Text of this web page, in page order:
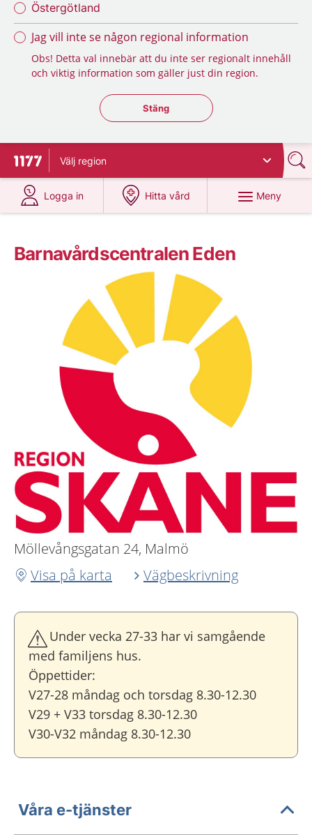
Östergötland
Jag vill inte se någon regional information
Obs! Detta val innebär att du inte ser regionalt innehåll
och viktig information som gäller just din region.
Stäng regionsväljaren
Stäng
Till startsidan för 1177
Välj region
Logga in
på 1177.se
Hitta vård
på 1177.se
Meny
Barnavårdscentralen Eden
Möllevångsgatan 24, Malmö
Visa på karta
Vägbeskrivning
Under vecka 27-33 har vi samgående
med familjens hus.
Öppettider:
V27-28 måndag och torsdag 8.30-12.30
V29 + V33 torsdag 8.30-12.30
V30-V32 måndag 8.30-12.30
Våra e-tjänster